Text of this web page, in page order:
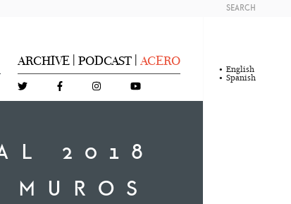
ARCHIVE PODCAST ACERO
SEARCH
English
Spanish
2018